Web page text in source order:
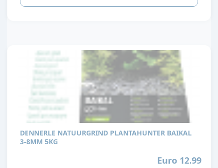
DENNERLE NATUURGRIND PLANTAHUNTER BAIKAL
3-8MM 5KG
Euro 12.99